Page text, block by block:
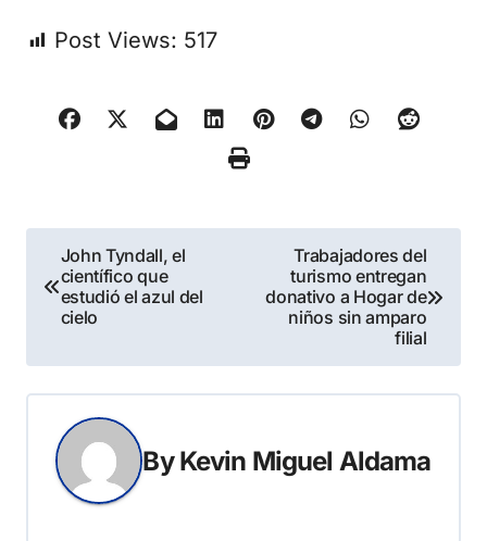
Post Views: 517
Navegación
de
John Tyndall, el
científico que
estudió el azul del
cielo
Trabajadores del
turismo entregan
donativo a Hogar de
niños sin amparo
filial
ByKevin Miguel Aldama